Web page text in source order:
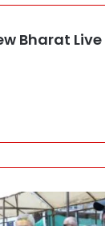
Bharat Live